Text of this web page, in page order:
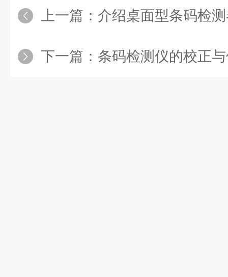
上一篇： 介绍桌面型条码检
下一篇： 条码检测仪的校正